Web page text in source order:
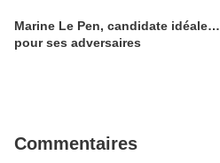
Marine Le Pen, candidate idéale…
pour ses adversaires
Commentaires